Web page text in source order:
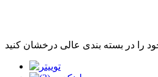
را در بسته بندی عالی درخشان کنید